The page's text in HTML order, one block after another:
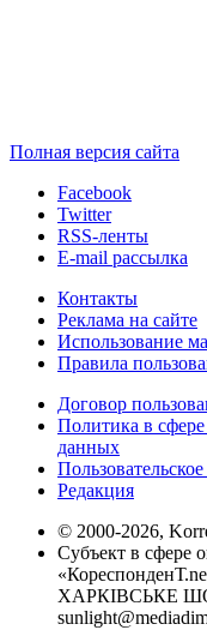
Полная версия сайта
Facebook
Twitter
RSS-ленты
E-mail рассылка
Контакты
Реклама на сайте
Использование
Правила
Договор
Политика в
данных
Редакция
© 2000-2026,
Субъект в сфере
ХАРКІВСЬКЕ